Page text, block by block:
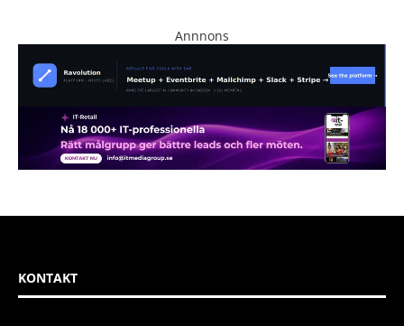
Annnons
KONTAKT